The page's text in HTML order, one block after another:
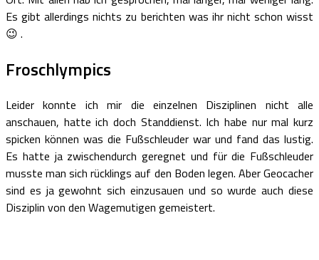
Es gibt allerdings nichts zu berichten was ihr nicht schon wisst
😉 .
Froschlympics
Leider konnte ich mir die einzelnen Disziplinen nicht alle
anschauen, hatte ich doch Standdienst. Ich habe nur mal kurz
spicken können was die Fußschleuder war und fand das lustig.
Es hatte ja zwischendurch geregnet und für die Fußschleuder
musste man sich rücklings auf den Boden legen. Aber Geocacher
sind es ja gewohnt sich einzusauen und so wurde auch diese
Disziplin von den Wagemutigen gemeistert.